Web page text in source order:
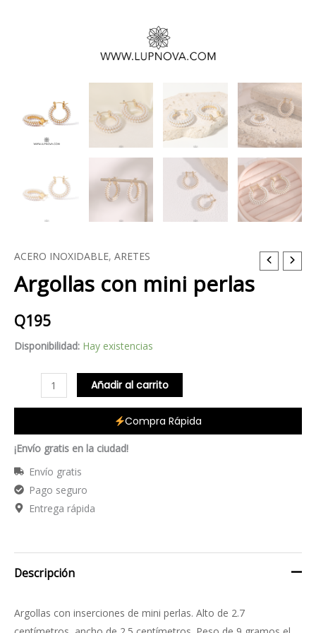
ACERO INOXIDABLE, ARETES
Argollas con mini perlas
Q195
Disponibilidad: Hay existencias
Argollas
con
mini
perlas
cantidad
Añadir al carrito
Compra Rápida
¡Envío gratis en la ciudad!
Envío gratis
Pago seguro
Entrega rápida
Descripción
Argollas con inserciones de mini perlas. Alto de 2.7